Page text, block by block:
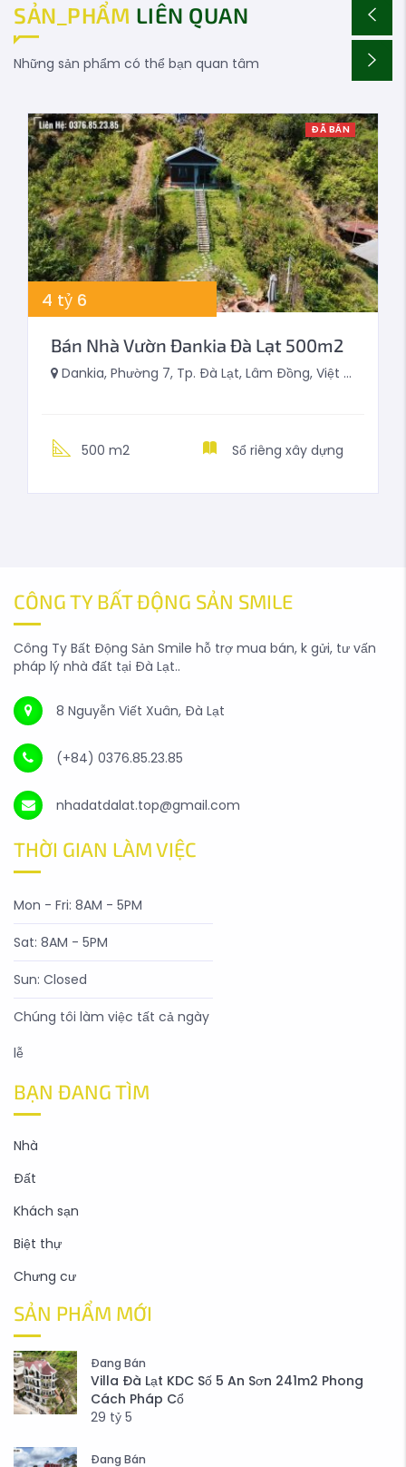
SẢN_PHẨM LIÊN QUAN
Những sản phẩm có thể bạn quan tâm
ĐÃ BÁN
4 tỷ 6
Bán Nhà Vườn Đankia Đà Lạt 500m2
Dankia, Phường 7, Tp. Đà Lạt, Lâm Đồng, Việt Nam
500 m2 Sổ riêng xây dựng
CÔNG TY BẤT ĐỘNG SẢN SMILE
Công Ty Bất Động Sản Smile hỗ trợ mua bán, k gửi, tư vấn
pháp lý nhà đất tại Đà Lạt..
8 Nguyễn Viết Xuân, Đà Lạt
(+84) 0376.85.23.85
nhadatdalat.top@gmail.com
THỜI GIAN LÀM VIỆC
Mon - Fri: 8AM - 5PM
Sat: 8AM - 5PM
Sun: Closed
Chúng tôi làm việc tất cả ngày
lễ
BẠN ĐANG TÌM
Nhà
Đất
Khách sạn
Biệt thự
Chưng cư
SẢN PHẨM MỚI
Đang Bán
Villa Đà Lạt KDC Số 5 An Sơn 241m2 Phong
Cách Pháp Cổ
29 tỷ 5
Đang Bán